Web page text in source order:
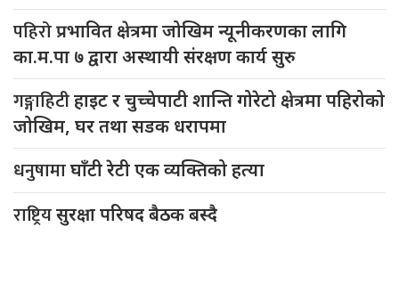
पहिरोप्रभावित क्षेत्रमा जोखिम न्यूनीकरणका लागि
का.म.पा ७ द्वारा अस्थायी संरक्षण कार्य सुरु
गङ्गाहिटीहाइट र चुच्चेपाटी शान्ति गोरेटो क्षेत्रमा पहिरोको
जोखिम, घर तथा सडक धरापमा
धनुषामाघाँटी रेटी एक व्यक्तिको हत्या
राष्ट्रियसुरक्षा परिषद बैठक बस्दै